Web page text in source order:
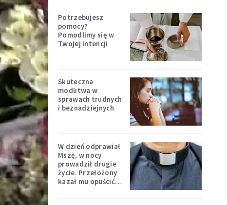
Potrzebujesz
pomocy?
Pomodlimy się w
Twojej intencji
Skuteczna
modlitwa w
sprawach trudnych
i beznadziejnych
W dzień odprawiał
Mszę, w nocy
prowadził drugie
życie. Przełożony
kazał mu opuścić